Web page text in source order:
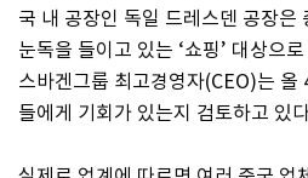
국 내 공장인 독일 드레스덴 공장은
눈독을 들이고 있는 ‘쇼핑’ 대상으
스바겐그룹 최고경영자(CEO)는 올
들에게 기회가 있는지 검토하고 있